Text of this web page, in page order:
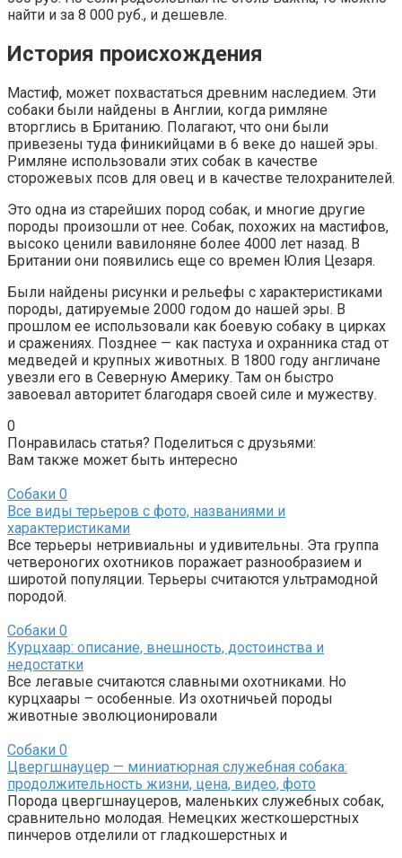
найти и за 8 000 руб., и дешевле.
История происхождения
Мастиф, может похвастаться древним наследием. Эти
собаки были найдены в Англии, когда римляне
вторглись в Британию. Полагают, что они были
привезены туда финикийцами в 6 веке до нашей эры.
Римляне использовали этих собак в качестве
сторожевых псов для овец и в качестве телохранителей.
Это одна из старейших пород собак, и многие другие
породы произошли от нее. Собак, похожих на мастифов,
высоко ценили вавилоняне более 4000 лет назад. В
Британии они появились еще со времен Юлия Цезаря.
Были найдены рисунки и рельефы с характеристиками
породы, датируемые 2000 годом до нашей эры. В
прошлом ее использовали как боевую собаку в цирках
и сражениях. Позднее — как пастуха и охранника стад от
медведей и крупных животных. В 1800 году англичане
увезли его в Северную Америку. Там он быстро
завоевал авторитет благодаря своей силе и мужеству.
0
Понравилась статья? Поделиться с друзьями:
Вам также может быть интересно
Собаки 0
Все виды терьеров с фото, названиями и
характеристиками
Все терьеры нетривиальны и удивительны. Эта группа
четвероногих охотников поражает разнообразием и
широтой популяции. Терьеры считаются ультрамодной
породой.
Собаки 0
Курцхаар: описание, внешность, достоинства и
недостатки
Все легавые считаются славными охотниками. Но
курцхаары – особенные. Из охотничьей породы
животные эволюционировали
Собаки 0
Цвергшнауцер — миниатюрная служебная собака:
продолжительность жизни, цена, видео, фото
Порода цвергшнауцеров, маленьких служебных собак,
сравнительно молодая. Немецких жесткошерстных
пинчеров отделили от гладкошерстных и